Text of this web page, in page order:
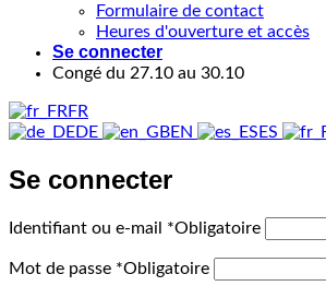
Formulaire de contact
Heures d'ouverture et accès
Se connecter
Congé du 27.10 au 30.10
FR
DE
EN ES
Se connecter
Identifiant ou e-mail *Obligatoire
Mot de passe *Obligatoire